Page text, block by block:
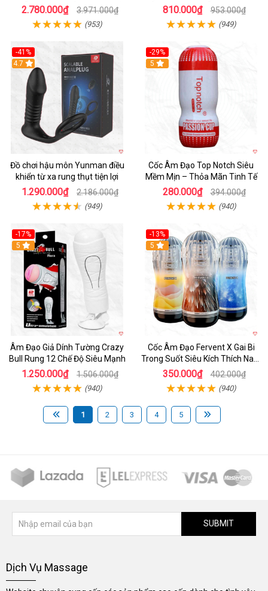
2.780.000₫ 3.971.000₫
(953)
khoái cảm
810.000₫ 953.000₫
(949)
-41%
Hot
4.7
Đồ chơi hậu môn Yunman điều
khiển từ xa rung thụt tiện lợi
1.290.000₫ 2.186.000₫
(949)
-29%
5
Cốc Âm Đạo Top Notch Siêu
Mềm Mịn – Thỏa Mãn Tinh Tế
280.000₫ 394.000₫
(940)
-17%
5
Âm Đạo Giả Dính Tường Crazy
Bull Rung 12 Chế Độ Siêu Mạnh
1.250.000₫ 1.506.000₫
(940)
-13%
Hot
5
Cốc Âm Đạo Fervent X Gai Bi
Trong Suốt Siêu Kích Thích Nam
Giới
350.000₫ 402.000₫
(940)
1 2 3 4 5
SUBMIT
Dịch Vụ Massage